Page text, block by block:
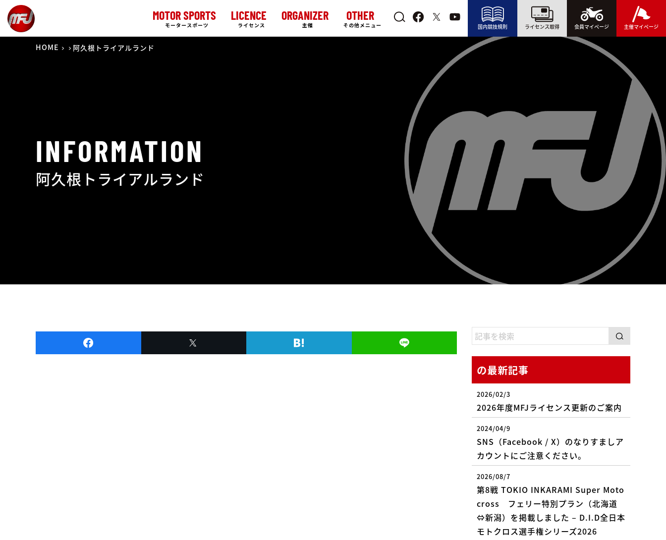
MOTOR SPORTS
モータースポーツ
LICENCE
ライセンス
ORGANIZER
主催
OTHER
その他メニュー 国内競技規則 ライセンス取得 会員マイページ 主催マイページ
HOME 阿久根トライアルランド
INFORMATION
阿久根トライアルランド
の最新記事
2026/02/3
2026年度MFJライセンス更新のご案内
2024/04/9
SNS（Facebook / X）のなりすましア
カウントにご注意ください。
2026/08/7
第8戦 TOKIO INKARAMI Super Moto
cross フェリー特別プラン（北海道
⇔新潟）を掲載しました – D.I.D全日本
モトクロス選手権シリーズ2026